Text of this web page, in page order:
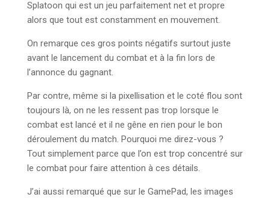
Splatoon qui est un jeu parfaitement net et propre
alors que tout est constamment en mouvement.
On remarque ces gros points négatifs surtout juste
avant le lancement du combat et à la fin lors de
l’annonce du gagnant.
Par contre, même si la pixellisation et le coté flou sont
toujours là, on ne les ressent pas trop lorsque le
combat est lancé et il ne gêne en rien pour le bon
déroulement du match. Pourquoi me direz-vous ?
Tout simplement parce que l’on est trop concentré sur
le combat pour faire attention à ces détails.
J’ai aussi remarqué que sur le GamePad, les images